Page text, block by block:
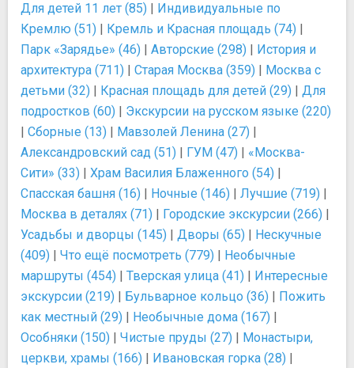
Для детей 11 лет (85) | Индивидуальные по
Кремлю (51) | Кремль и Красная площадь (74) |
Парк «Зарядье» (46) | Авторские (298) | История и
архитектура (711) | Старая Москва (359) | Москва с
детьми (32) | Красная площадь для детей (29) | Для
подростков (60) | Экскурсии на русском языке (220)
| Сборные (13) | Мавзолей Ленина (27) |
Александровский сад (51) | ГУМ (47) | «Москва-
Сити» (33) | Храм Василия Блаженного (54) |
Спасская башня (16) | Ночные (146) | Лучшие (719) |
Москва в деталях (71) | Городские экскурсии (266) |
Усадьбы и дворцы (145) | Дворы (65) | Нескучные
(409) | Что ещё посмотреть (779) | Необычные
маршруты (454) | Тверская улица (41) | Интересные
экскурсии (219) | Бульварное кольцо (36) | Пожить
как местный (29) | Необычные дома (167) |
Особняки (150) | Чистые пруды (27) | Монастыри,
церкви, храмы (166) | Ивановская горка (28) |